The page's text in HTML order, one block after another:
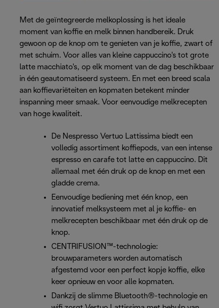
Met de geïntegreerde melkoplossing is het ideale
moment van koffie en melk binnen handbereik. Druk
gewoon op de knop om te genieten van je koffie, zwart of
met schuim. Voor alles van kleine cappuccino's tot grote
latte macchiato's, op elk moment van de dag beschikbaar
in één geautomatiseerd systeem. En met een breed scala
aan koffievariëteiten en kopmaten betekent minder
inspanning meer smaak. Voor eenvoudige melkrecepten
van hoge kwaliteit.
De Nespresso Vertuo Lattissima biedt een
volledig assortiment koffiepods, van een intense
espresso en carafe tot latte en cappuccino. Dit
allemaal met één druk op de knop en met een
gladde crema.
Eenvoudige bediening met één knop, een
innovatief melksysteem met al je koffie- en
melkrecepten beschikbaar met één druk op de
knop.
CENTRIFUSION™-technologie:
brouwparameters worden automatisch
afgestemd voor een perfect kopje koffie, elke
keer opnieuw en voor alle kopmaten.
Dankzij de slimme Bluetooth®-technologie en